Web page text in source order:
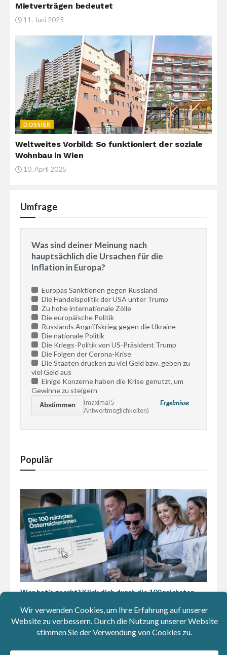
Mietverträgen bedeutet
11. Juni 2025
DOSSIER
Weltweites Vorbild: So funktioniert der soziale
Wohnbau in Wien
10. April 2025
Umfrage
Was sind deiner Meinung nach
hauptsächlich die Ursachen für die
Inflation in Europa?
Europas Sanktionen gegen Russland
Die Handelspolitik der USA unter Trump
Zu hohe internationale Zölle
Die europäische Politik
Russlands Angriffskrieg gegen die Ukraine
Die nationale Politik
Die Kriegs-Politik von US-Präsident Trump
Die Folgen der Corona-Krise
Die Staaten drucken zu viel Geld bzw. geben zu
viel Geld aus
Einige Konzerne haben die Krise genutzt, um
Gewinne zu steigern
Ergebnisse
(maximal 5
Antwortmöglichkeiten)
Populär
Wer hat’s geerbt? Klick dich durch die 100 reichsten